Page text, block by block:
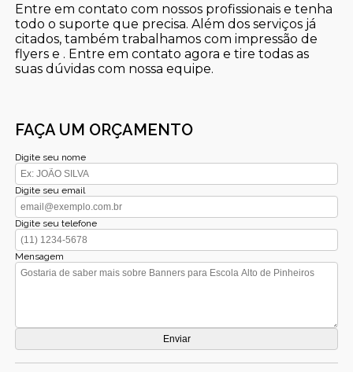
Entre em contato com nossos profissionais e tenha
todo o suporte que precisa. Além dos serviços já
citados, também trabalhamos com impressão de
flyers e . Entre em contato agora e tire todas as
suas dúvidas com nossa equipe.
FAÇA UM ORÇAMENTO
Digite seu nome
Digite seu email
Digite seu telefone
Mensagem